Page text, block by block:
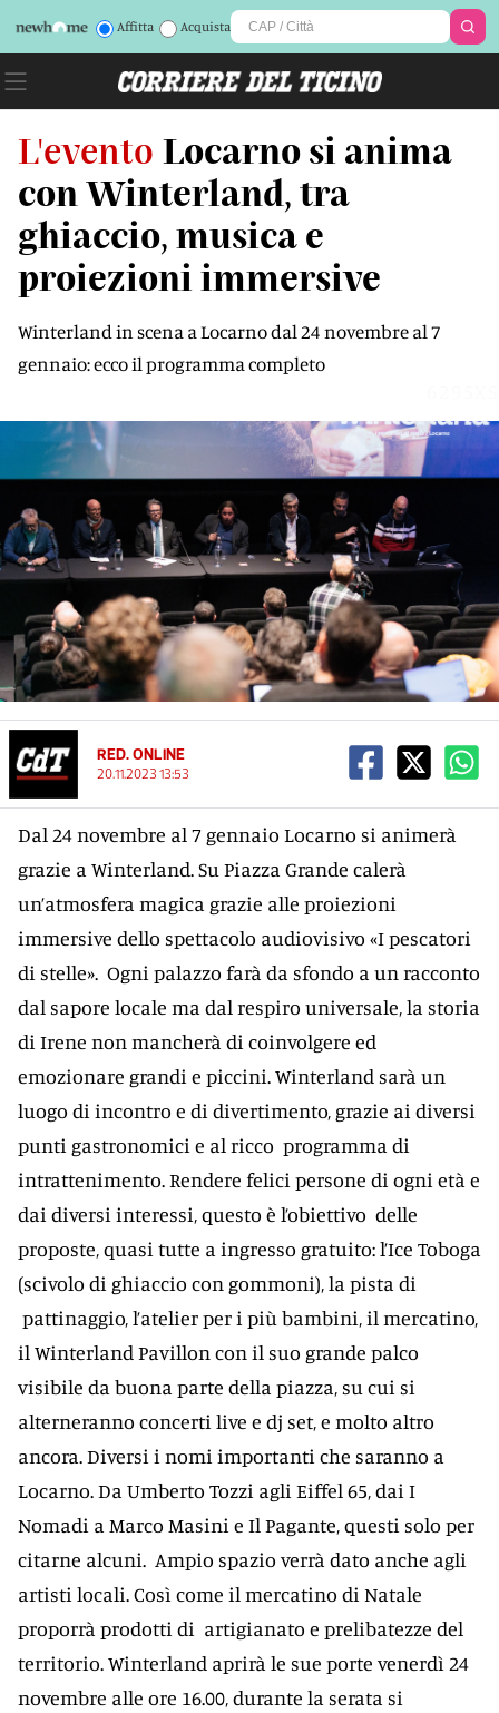
Affitta Acquista
L'evento Locarno si anima
con Winterland, tra
ghiaccio, musica e
proiezioni immersive
Winterland in scena a Locarno dal 24 novembre al 7
gennaio: ecco il programma completo
RED. ONLINE
20.11.2023 13:53
Dal 24 novembre al 7 gennaio Locarno si animerà
grazie a Winterland. Su Piazza Grande calerà
un’atmosfera magica grazie alle proiezioni
immersive dello spettacolo audiovisivo «I pescatori
di stelle». Ogni palazzo farà da sfondo a un racconto
dal sapore locale ma dal respiro universale, la storia
di Irene non mancherà di coinvolgere ed
emozionare grandi e piccini. Winterland sarà un
luogo di incontro e di divertimento, grazie ai diversi
punti gastronomici e al ricco programma di
intrattenimento. Rendere felici persone di ogni età e
dai diversi interessi, questo è l’obiettivo delle
proposte, quasi tutte a ingresso gratuito: l’Ice Toboga
(scivolo di ghiaccio con gommoni), la pista di
pattinaggio, l’atelier per i più bambini, il mercatino,
il Winterland Pavillon con il suo grande palco
visibile da buona parte della piazza, su cui si
alterneranno concerti live e dj set, e molto altro
ancora. Diversi i nomi importanti che saranno a
Locarno. Da Umberto Tozzi agli Eiffel 65, dai I
Nomadi a Marco Masini e Il Pagante, questi solo per
citarne alcuni. Ampio spazio verrà dato anche agli
artisti locali. Così come il mercatino di Natale
proporrà prodotti di artigianato e prelibatezze del
territorio. Winterland aprirà le sue porte venerdì 24
novembre alle ore 16.00, durante la serata si